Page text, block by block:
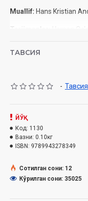
Muallif: Hans Kristian
Tarjimonlar: Usmon
Sana: 2016 yil
ISBN:978-9943-27-834-9
O'lchami:84x108 1/32
ТАВСИЯ
-
ЙЎҚ
Код: 1130
Вазни: 0.10кг
ISBN: 9789943278349
Сотилган сони: 12
Кўрилган сони: 35025